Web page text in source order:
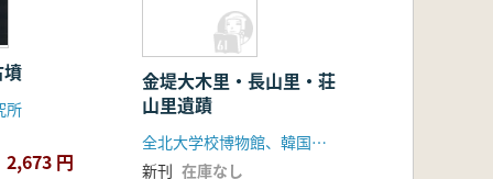
所
2,673 円
金堤大木里・長山里・荘
山里遺蹟
全北大学校博物館、韓国道路公社
新刊 在庫なし